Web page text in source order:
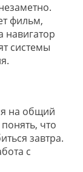
фильм,
навигатор
системы
на общий
что
завтра.
с